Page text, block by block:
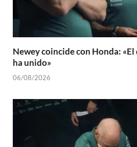
Newey coincide con Honda:
ha unido»
06/08/2026